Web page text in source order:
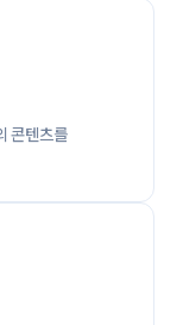
콘텐츠를